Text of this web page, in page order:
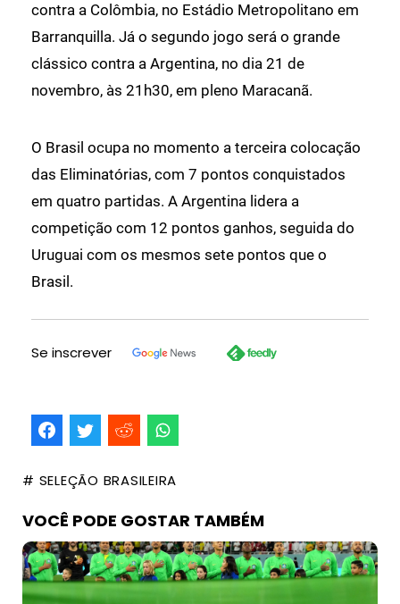
contra a Colômbia, no Estádio Metropolitano em
Barranquilla. Já o segundo jogo será o grande
clássico contra a Argentina, no dia 21 de
novembro, às 21h30, em pleno Maracanã.
O Brasil ocupa no momento a terceira colocação
das Eliminatórias, com 7 pontos conquistados
em quatro partidas. A Argentina lidera a
competição com 12 pontos ganhos, seguida do
Uruguai com os mesmos sete pontos que o
Brasil.
Se inscrever
# SELEÇÃO BRASILEIRA
VOCÊ PODE GOSTAR TAMBÉM